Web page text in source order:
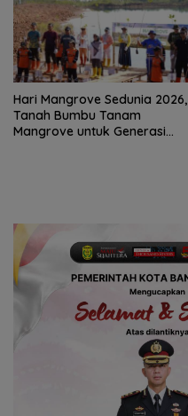
Hari Mangrove Sedunia 2026,
Tanah Bumbu Tanam
Mangrove untuk Generasi